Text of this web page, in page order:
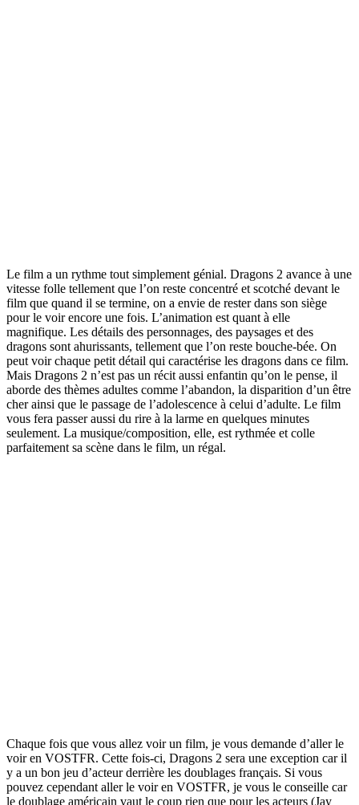
Le film a un rythme tout simplement génial. Dragons 2 avance à une
vitesse folle tellement que l’on reste concentré et scotché devant le
film que quand il se termine, on a envie de rester dans son siège
pour le voir encore une fois. L’animation est quant à elle
magnifique. Les détails des personnages, des paysages et des
dragons sont ahurissants, tellement que l’on reste bouche-bée. On
peut voir chaque petit détail qui caractérise les dragons dans ce film.
Mais Dragons 2 n’est pas un récit aussi enfantin qu’on le pense, il
aborde des thèmes adultes comme l’abandon, la disparition d’un être
cher ainsi que le passage de l’adolescence à celui d’adulte. Le film
vous fera passer aussi du rire à la larme en quelques minutes
seulement. La musique/composition, elle, est rythmée et colle
parfaitement sa scène dans le film, un régal.
Chaque fois que vous allez voir un film, je vous demande d’aller le
voir en VOSTFR. Cette fois-ci, Dragons 2 sera une exception car il
y a un bon jeu d’acteur derrière les doublages français. Si vous
pouvez cependant aller le voir en VOSTFR, je vous le conseille car
le doublage américain vaut le coup rien que pour les acteurs (Jay